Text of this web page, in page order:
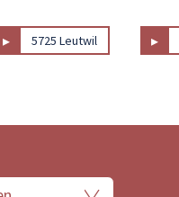
▸ 5725 Leutwil ▸